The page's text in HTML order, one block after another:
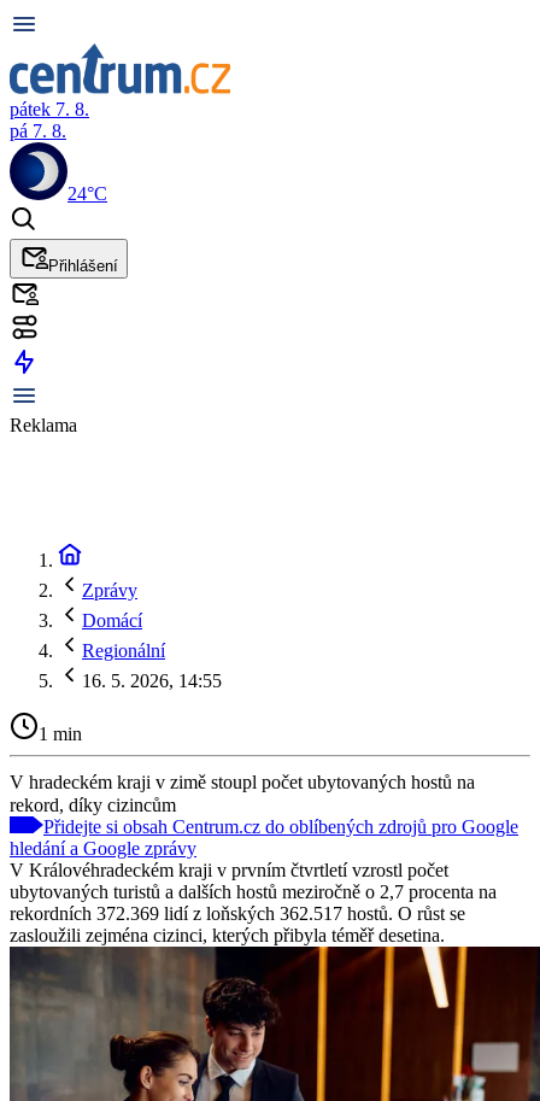
pátek 7. 8.
pá 7. 8.
24°C
Přihlášení
Reklama
Zprávy
Domácí
Regionální
16. 5. 2026, 14:55
1 min
V hradeckém kraji v zimě stoupl počet ubytovaných hostů na
rekord, díky cizincům
Přidejte si obsah Centrum.cz do oblíbených zdrojů pro Google
hledání a Google zprávy
V Královéhradeckém kraji v prvním čtvrtletí vzrostl počet
ubytovaných turistů a dalších hostů meziročně o 2,7 procenta na
rekordních 372.369 lidí z loňských 362.517 hostů. O růst se
zasloužili zejména cizinci, kterých přibyla téměř desetina.